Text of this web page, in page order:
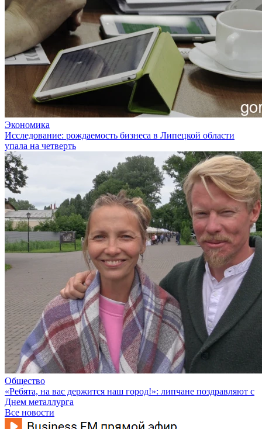
Экономика
Исследование: рождаемость бизнеса в Липецкой области
упала на четверть
Общество
«Ребята, на вас держится наш город!»: липчане поздравляют с
Днем металлурга
Все новости